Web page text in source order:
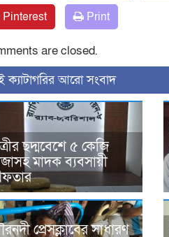
Pinterest
Print
are closed.
ক্যাটাগরির ‍আরো সংবাদ
ছদ্মবেশে ৫ কেজি
মাদক ব্যবসায়ী
প্রেসক্লাবের সাধারণ